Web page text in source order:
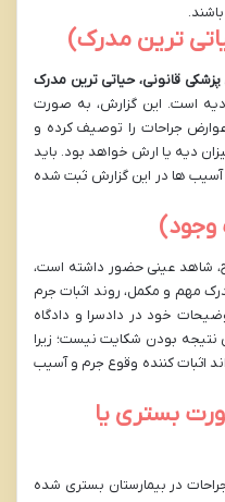
ترین مدرک)
قانونی، حیاتی ترین مدرک
است. این گزارش، به صورت
جراحات را توصیف کرده و
دیه یا ارش خواهد بود. باید
ها در این گزارش ثبت شده
شاهد عینی حضور داشته است،
مهم و مکمل، روند اثبات جرم
خود در دادسرا و دادگاه
نتیجه بودن شکایت نیست؛ زیرا
اثبات کننده وقوع جرم و آسیب
بستری یا
در بیمارستان بستری شده